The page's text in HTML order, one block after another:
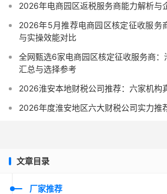
2026年电商园区返税服务商能力解析与
2026年5月推荐电商园区核定征收服务
与实操效能对比
全网甄选6家电商园区核定征收服务商
汇总与选择参考
2026淮安本地财税公司推荐：六家机构
2026年度淮安地区六大财税公司实力推
文章目录
厂家推荐